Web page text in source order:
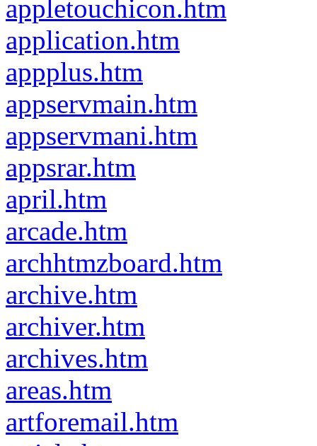
appletouchicon.htm
application.htm
appplus.htm
appservmain.htm
appservmani.htm
appsrar.htm
april.htm
arcade.htm
archhtmzboard.htm
archive.htm
archiver.htm
archives.htm
areas.htm
artforemail.htm